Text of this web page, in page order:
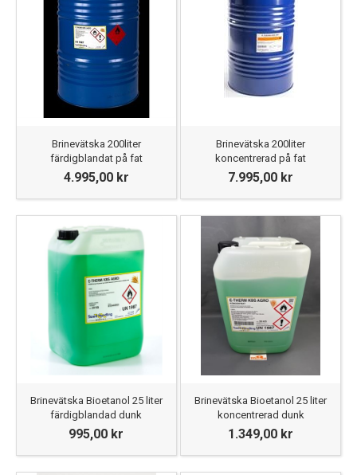
0454-315 80 ifall du inte hittar just det du söker.
Brinevätska 200liter
färdigblandat på fat
4.995,00 kr
Brinevätska 200liter
koncentrerad på fat
7.995,00 kr
Brinevätska Bioetanol 25 liter
färdigblandad dunk
995,00 kr
Brinevätska Bioetanol 25 liter
koncentrerad dunk
1.349,00 kr